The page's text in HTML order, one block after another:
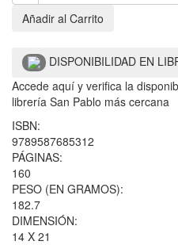
Añadir al Carrito
DISPONIBILIDAD EN
Accede aquí y verifica la
librería San Pablo más cercana
ISBN:
9789587685312
PÁGINAS:
160
PESO (EN GRAMOS):
182.7
DIMENSIÓN:
14 X 21